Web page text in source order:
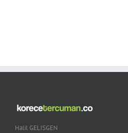
Halil GELISGEN